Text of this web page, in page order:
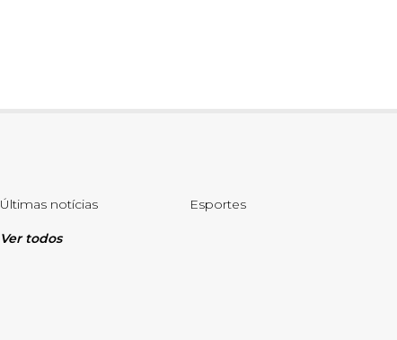
Últimas notícias Esportes
Ver todos